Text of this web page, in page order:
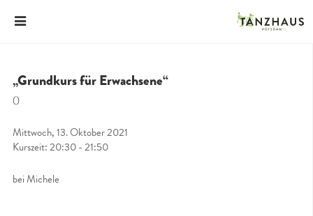
„Grundkurs für Erwachsene“
()
Mittwoch, 13. Oktober 2021
Kurszeit: 20:30 - 21:50
bei Michele